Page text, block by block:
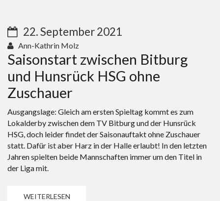
22. September 2021
Ann-Kathrin Molz
Saisonstart zwischen Bitburg
und Hunsrück HSG ohne
Zuschauer
Ausgangslage: Gleich am ersten Spieltag kommt es zum
Lokalderby zwischen dem TV Bitburg und der Hunsrück
HSG, doch leider findet der Saisonauftakt ohne Zuschauer
statt. Dafür ist aber Harz in der Halle erlaubt! In den letzten
Jahren spielten beide Mannschaften immer um den Titel in
der Liga mit.
WEITERLESEN